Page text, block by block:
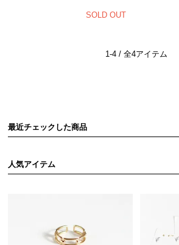
SOLD OUT
1-4 / 全4アイテム
最近チェックした商品
人気アイテム